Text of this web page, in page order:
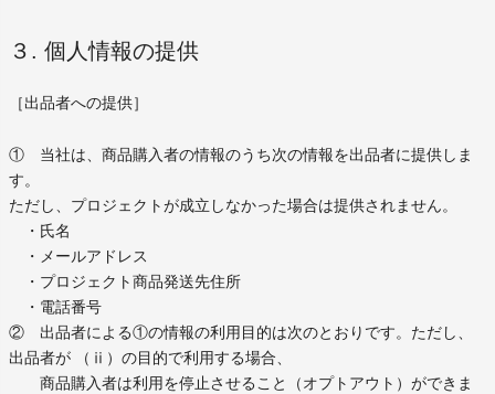
３. 個人情報の提供
［出品者への提供］
① 当社は、商品購入者の情報のうち次の情報を出品者に提供しま
す。
ただし、プロジェクトが成立しなかった場合は提供されません。
・氏名
・メールアドレス
・プロジェクト商品発送先住所
・電話番号
② 出品者による①の情報の利用目的は次のとおりです。ただし、
出品者が （ⅱ）の目的で利用する場合、
商品購入者は利用を停止させること（オプトアウト）ができま